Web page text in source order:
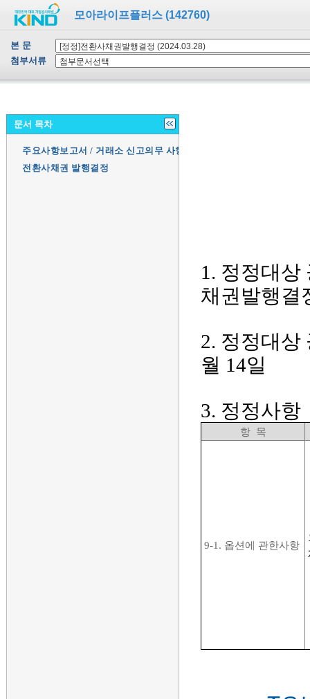
모아라이프플러스 (142760)
본 문
첨부서류
문서 목차